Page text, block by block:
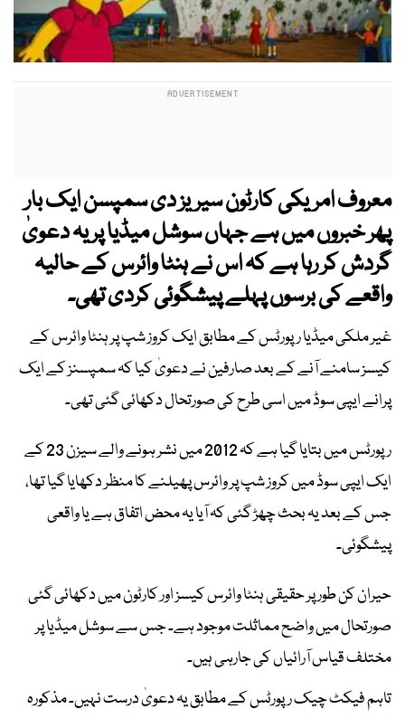
معروف امریکی کارٹون سیریز دی سمپسن ایک بار
پھر خبروں میں ہے جہاں سوشل میڈیا پر یہ دعویٰ
گردش کر رہا ہے کہ اس نے ہنٹا وائرس کے حالیہ
واقعے کی برسوں پہلے پیشگوئی کردی تھی۔
غیر ملکی میڈیا رپورٹس کے مطابق ایک کروز شپ پر ہنٹا وائرس کے
کیسز سامنے آنے کے بعد صارفین نے دعویٰ کیا کہ سمپسنز کے ایک
پرانے ایپی سوڈ میں اسی طرح کی صورتحال دکھائی گئی تھی۔
رپورٹس میں بتایا گیا ہے کہ 2012 میں نشر ہونے والے سیزن 23 کے
ایک ایپی سوڈ میں کروز شپ پر وائرس پھیلنے کا منظر دکھایا گیا تھا،
جس کے بعد یہ بحث چھڑ گئی کہ آیا یہ محض اتفاق ہے یا واقعی
پیشگوئی۔
حیران کن طور پر حقیقی ہنٹا وائرس کیسز اور کارٹون میں دکھائی گئی
صورتحال میں واضح مماثلت موجود ہے۔ جس سے سوشل میڈیا پر
مختلف قیاس آرائیاں کی جارہی ہیں۔
تاہم فیکٹ چیک رپورٹس کے مطابق یہ دعویٰ درست نہیں۔ مذکورہ